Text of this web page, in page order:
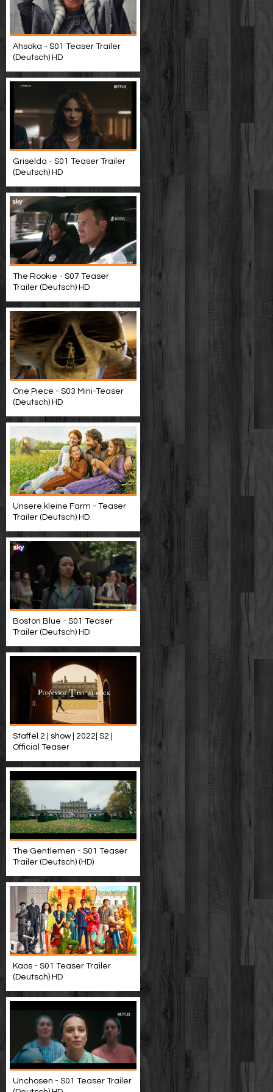
Ahsoka - S01 Teaser Trailer
(Deutsch) HD
Griselda - S01 Teaser Trailer
(Deutsch) HD
The Rookie - S07 Teaser
Trailer (Deutsch) HD
One Piece - S03 Mini-Teaser
(Deutsch) HD
Unsere kleine Farm - Teaser
Trailer (Deutsch) HD
Boston Blue - S01 Teaser
Trailer (Deutsch) HD
Staffel 2 | show | 2022| S2 |
Official Teaser
The Gentlemen - S01 Teaser
Trailer (Deutsch) (HD)
Kaos - S01 Teaser Trailer
(Deutsch) HD
Unchosen - S01 Teaser Trailer